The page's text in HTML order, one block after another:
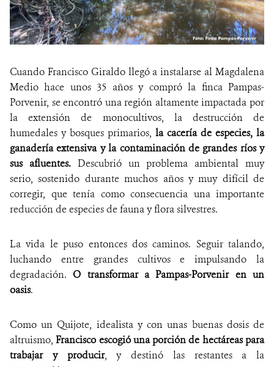
Cuando Francisco Giraldo llegó a instalarse al Magdalena
Medio hace unos 35 años y compró la finca Pampas-
Porvenir, se encontró una región altamente impactada por
la extensión de monocultivos, la destrucción de
humedales y bosques primarios, la cacería de especies, la
ganadería extensiva y la contaminación de grandes ríos y
sus afluentes.Descubrió un problema ambiental muy
serio, sostenido durante muchos años y muy difícil de
corregir, que tenía como consecuencia una importante
reducción de especies de fauna y flora silvestres.
La vida le puso entonces dos caminos. Seguir talando,
luchando entre grandes cultivos e impulsando la
degradación. O transformar a Pampas-Porvenir en un
oasis.
Como un Quijote, idealista y con unas buenas dosis de
altruismo,Francisco escogió una porción de hectáreas para
trabajar y producir, y destinó las restantes a la